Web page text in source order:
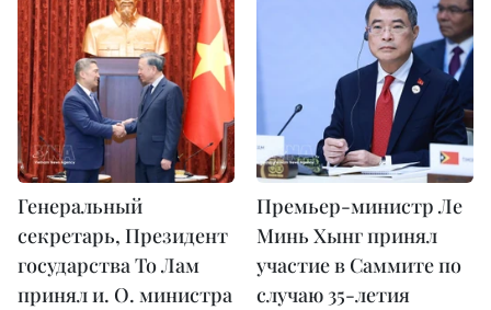
Генеральный
секретарь, Президент
государства То Лам
принял и. О. министра
Премьер-министр Ле
Минь Хынг принял
участие в Саммите по
случаю 35-летия